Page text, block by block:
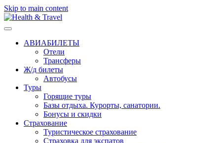
Skip to main content
АВИАБИЛЕТЫ
Отели
Трансферы
Ж/д билеты
Автобусы
Туры
Горящие туры
Базы отдыха. Курорты, санатории.
Бонусы и скидки
Страхование
Туристическое страхование
Страховка для экспатов